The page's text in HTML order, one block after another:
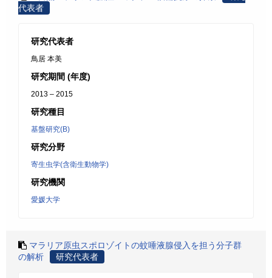
代表者
研究代表者
鳥居 本美
研究期間 (年度)
2013 – 2015
研究種目
基盤研究(B)
研究分野
寄生虫学(含衛生動物学)
研究機関
愛媛大学
マラリア原虫スポロゾイトの蚊唾液腺侵入を担う分子群
の解析
研究代表者